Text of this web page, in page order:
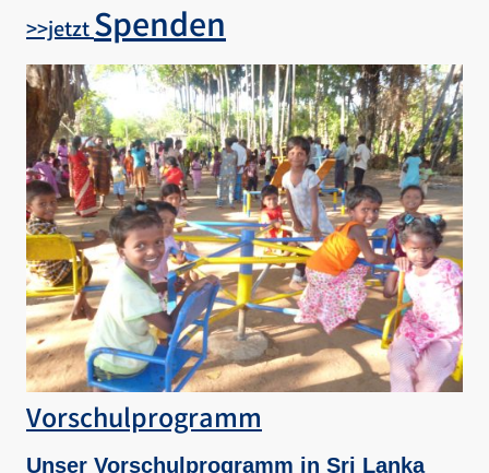
>>jetztSpenden
Vorschulprogramm
Unser Vorschulprogramm in Sri Lanka